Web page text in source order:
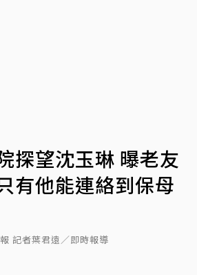
探望沈玉琳 曝老友
有他能連絡到保母
記者葉君遠／即時報導